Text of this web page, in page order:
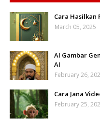
Cara Hasilkan
March 05, 2025
AI Gambar
AI
February 26,
Cara Jana
February 25,